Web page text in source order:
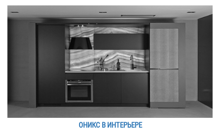
ОНИКС В ИНТЕРЬЕРЕ